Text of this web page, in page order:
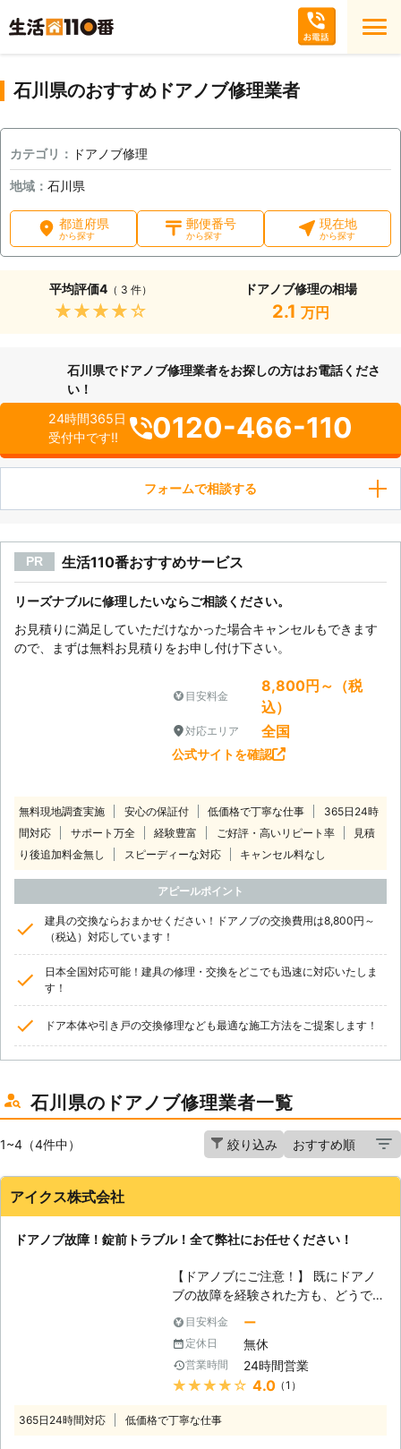
石川県のおすすめドアノブ修理業者
カテゴリ： ドアノブ修理
地域： 石川県
都道府県
から探す
郵便番号
から探す
現在地
から探す
平均評価4（ 3 件）
★★★★★
ドアノブ修理の相場
2.1 万円
石川県でドアノブ修理業者をお探しの方はお電話くださ
い！
24時間365日
受付中です!!
0120-466-110
フォームで相談する
PR 生活110番おすすめサービス
リーズナブルに修理したいならご相談ください。
お見積りに満足していただけなかった場合キャンセルもできます
ので、まずは無料お見積りをお申し付け下さい。
目安料金
8,800円～（税
込）
対応エリア 全国
公式サイトを確認
無料現地調査実施 安心の保証付 低価格で丁寧な仕事
365日24時
間対応
サポート万全 経験豊富 ご好評・高いリピート率
見積
り後追加料金無し
スピーディーな対応 キャンセル料なし
アピールポイント
建具の交換ならおまかせください！ドアノブの交換費用は8,800円～
（税込）対応しています！
日本全国対応可能！建具の修理・交換をどこでも迅速に対応いたしま
す！
ドア本体や引き戸の交換修理なども最適な施工方法をご提案します！
石川県のドアノブ修理業者一覧
1~4（4件中） 絞り込み
アイクス株式会社
ドアノブ故障！錠前トラブル！全て弊社にお任せください！
【ドアノブにご注意！】 既にドアノ
ブの故障を経験された方も、どうでな
い方も、今一度ドアノブについて考え
てみてはいかがでしょうか。一見汚れ
が無いように見えるドアノブも、その
内部は知らず知らずのうちに傷んでい
るかもしれませんよ。特に石川県は豪
にかけてドアノブが傷みやすい環境が
目安料金 ー
定休日 無休
営業時間 24時間営業
★★★★★ 4.0（1）
365日24時間対応 低価格で丁寧な仕事